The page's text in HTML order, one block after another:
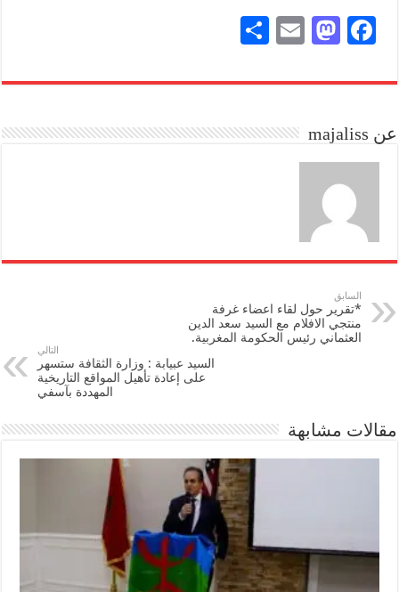
Fa
bo
M
to
n
E
ail
re
عن majaliss
السابق
*تقرير حول لقاء اعضاء غرفة
منتجي الافلام مع السيد سعد الدين
العثماني رئيس الحكومة المغربية.
التالي
السيد عبيابة : وزارة الثقافة ستسهر
على إعادة تأهيل المواقع التاريخية
المهددة بآسفي
مقالات مشابهة